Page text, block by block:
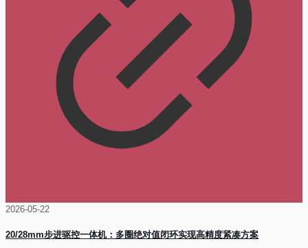
2026-05-22
20/28mm步进驱控一体机：多圈绝对值闭环实现高精度紧凑方案